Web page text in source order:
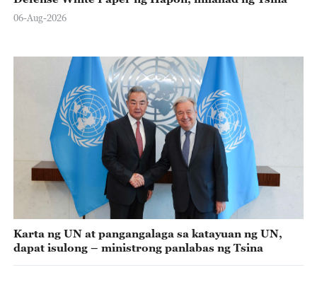
06-Aug-2026
Karta ng UN at pangangalaga sa katayuan ng UN,
dapat isulong – ministrong panlabas ng Tsina